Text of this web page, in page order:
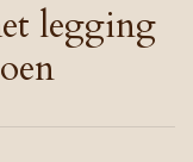
legging